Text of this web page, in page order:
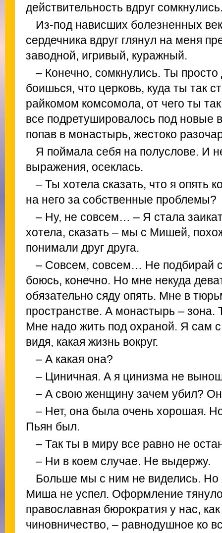
действительность вдруг
Из-под нависших болезненных
сердечника вдруг глянул на меня
заводной, игривый, куражный.
– Конечно, сомкнулись. Ты
боишься, что церковь, куда ты так
райкомом комсомола, от чего ты
все подретушировалось под новые
попав в монастырь, жестоко
Я поймала себя на полуслове. И
выражения, осеклась.
– Ты хотела сказать, что я опять
на него за собственные проблемы?
– Ну, не совсем… – Я стала
хотела, сказать – мы с Мишей,
понимали друг друга.
– Совсем, совсем… Не подбирай
боюсь, конечно. Но мне некуда
обязательно сяду опять. Мне в
пространстве. А монастырь – зона.
Мне надо жить под охраной. Я сам
видя, какая жизнь вокруг.
– А какая она?
– Циничная. А я цинизма не
– А свою женщину зачем убил?
– Нет, она была очень хорошая.
Пьян был.
– Так ты в миру все равно не
– Ни в коем случае. Не выдержу.
Больше мы с ним не виделись. Но
Миша не успел. Оформление
православная бюрократия у нас,
чиновничество, – равнодушное ко